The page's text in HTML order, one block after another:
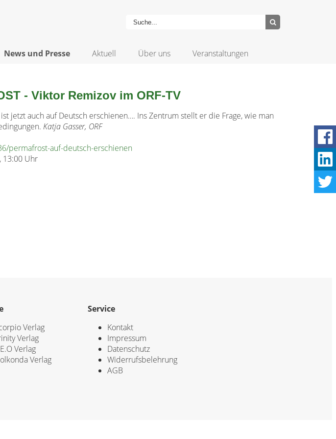
News und Presse Aktuell Über uns Veranstaltungen
- Viktor Remizov im ORF-TV
jetzt auch auf Deutsch erschienen…. Ins Zentrum stellt er die Frage, wie man
Katja Gasser, ORF
permafrost-auf-deutsch-erschienen
13:00 Uhr
Verlag
Verlag
Verlag
Verlag
Service
Kontakt
Impressum
Datenschutz
Widerrufsbelehrung
AGB